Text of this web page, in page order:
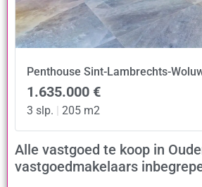
Penthouse Sint-Lambrechts-
1.635.000 €
3 slp. | 205 m2
Alle vastgoed te koop in
vastgoedmakelaars